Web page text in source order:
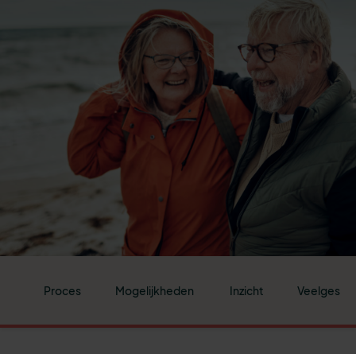
Proces Mogelijkheden Inzicht